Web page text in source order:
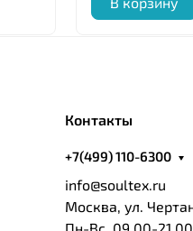
Контакты
+7(499) 110-6300
info@soultex.ru
Москва, ул.